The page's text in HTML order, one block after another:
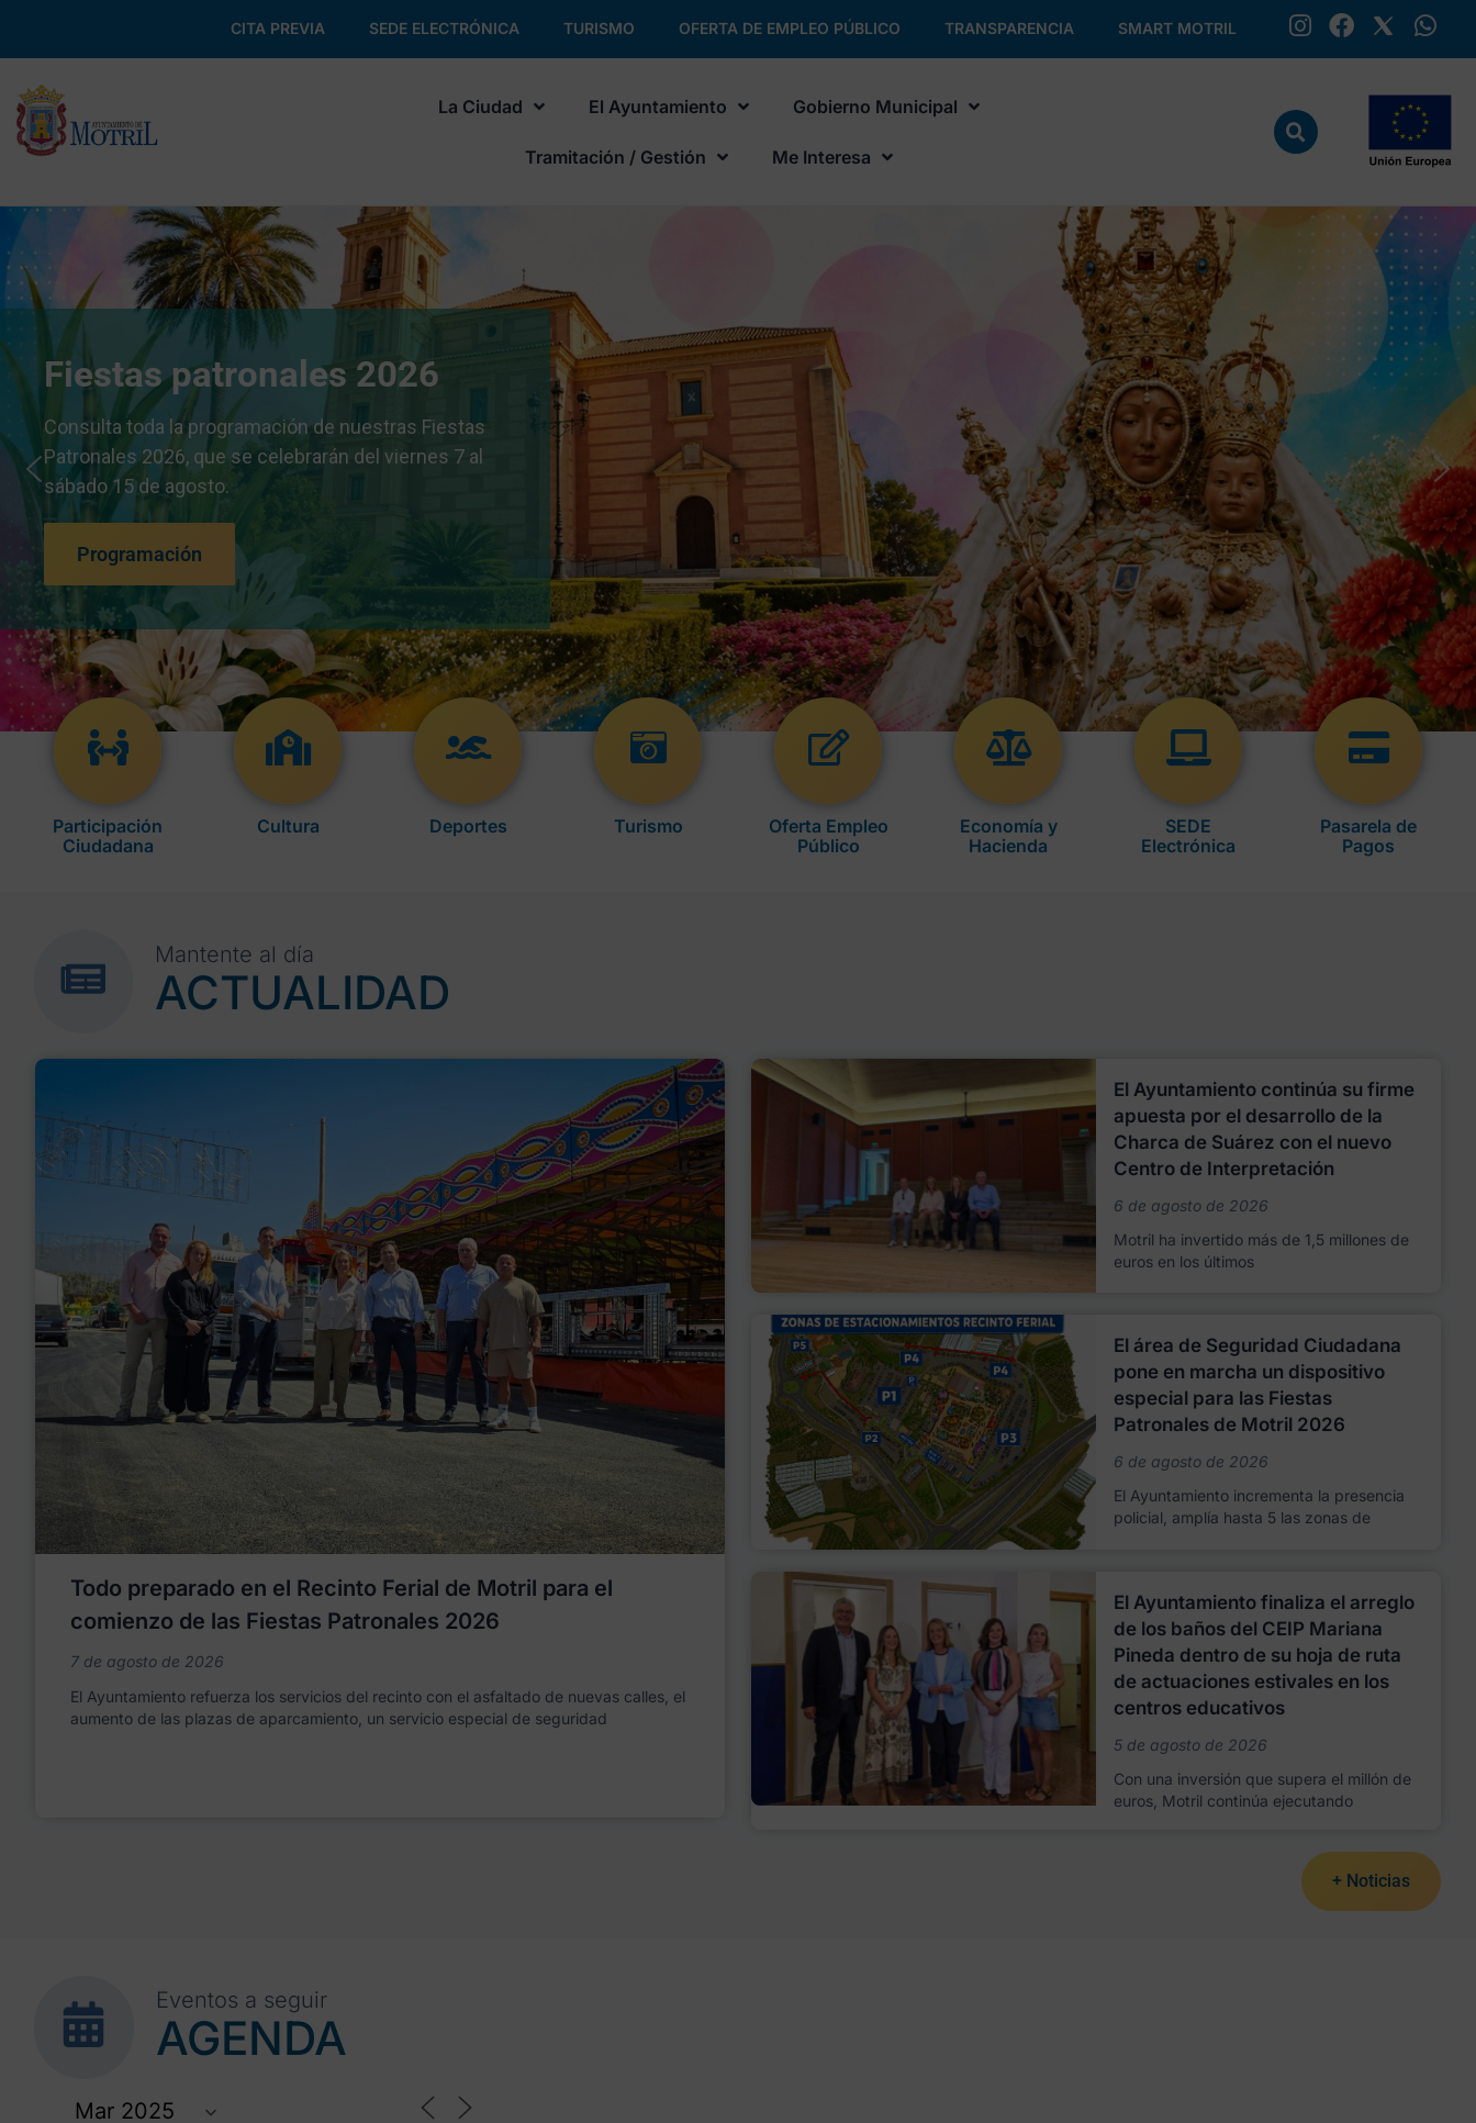
CITA PREVIA SEDE ELECTRÓNICA TURISMO OFERTA DE EMPLEO PÚBLICO TRANSPARENCIA SMART MOTRIL
La Ciudad El Ayuntamiento Gobierno Municipal
Tramitación / Gestión Me Interesa
Fiestas patronales 2026
Consulta toda la programación de nuestras Fiestas
Patronales 2026, que se celebrarán del viernes 7 al
sábado 15 de agosto.
Programación
Participación
Ciudadana
Cultura Deportes Turismo
Oferta Empleo
Público
Economía y
Hacienda
SEDE
Electrónica
Pasarela de
Pagos
Mantente al día
ACTUALIDAD
Todo preparado en el Recinto Ferial de Motril para el
comienzo de las Fiestas Patronales 2026
7 de agosto de 2026
El Ayuntamiento refuerza los servicios del recinto con el asfaltado de nuevas calles, el
aumento de las plazas de aparcamiento, un servicio especial de seguridad
El Ayuntamiento continúa su firme
apuesta por el desarrollo de la
Charca de Suárez con el nuevo
Centro de Interpretación
6 de agosto de 2026
Motril ha invertido más de 1,5 millones de
euros en los últimos
El área de Seguridad Ciudadana
pone en marcha un dispositivo
especial para las Fiestas
Patronales de Motril 2026
6 de agosto de 2026
El Ayuntamiento incrementa la presencia
policial, amplía hasta 5 las zonas de
El Ayuntamiento finaliza el arreglo
de los baños del CEIP Mariana
Pineda dentro de su hoja de ruta
de actuaciones estivales en los
centros educativos
5 de agosto de 2026
Con una inversión que supera el millón de
euros, Motril continúa ejecutando
+ Noticias
Eventos a seguir
AGENDA